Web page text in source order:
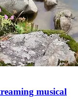
musical